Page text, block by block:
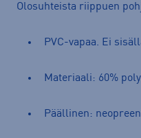
Olosuhteista riippuen
PVC-vapaa. Ei
Materiaali: 60%
Päällinen: